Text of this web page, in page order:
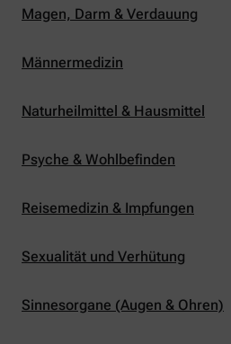
Magen, Darm & Verdauung
Männermedizin
Naturheilmittel & Hausmittel
Psyche & Wohlbefinden
Reisemedizin & Impfungen
Sexualität und Verhütung
Sinnesorgane (Augen & Ohren)